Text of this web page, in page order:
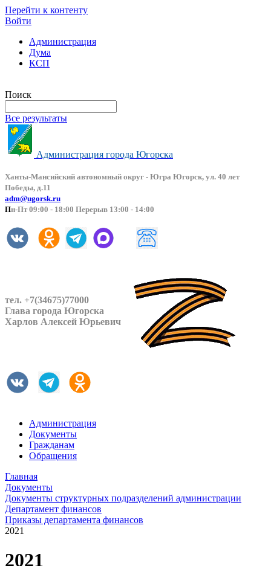
Перейти к контенту
Войти
Администрация
Дума
КСП
Поиск
Все результаты
Администрация города Югорска
Ханты-Мансийский автономный округ - Югра Югорск, ул. 40 лет
Победы, д.11
adm@ugorsk.ru
Пн-Пт 09:00 - 18:00 Перерыв 13:00 - 14:00
тел. +7(34675)77000
Глава города Югорска
Харлов Алексей Юрьевич
Администрация
Документы
Гражданам
Обращения
Главная
Документы
Документы структурных подразделений администрации
Департамент финансов
Приказы департамента финансов
2021
2021